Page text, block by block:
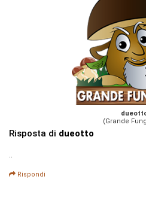
(Grande
Risposta di dueotto
..
Rispondi